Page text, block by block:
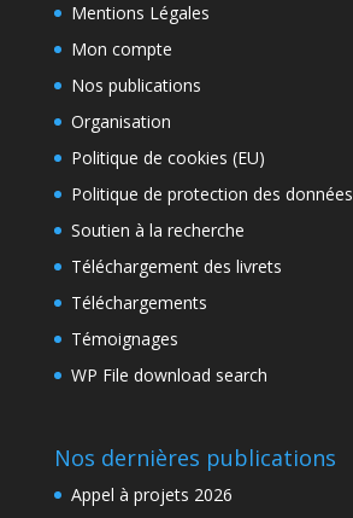
Mentions Légales
Mon compte
Nos publications
Organisation
Politique de cookies (EU)
Politique de protection des données
Soutien à la recherche
Téléchargement des livrets
Téléchargements
Témoignages
WP File download search
Nos dernières publications
Appel à projets 2026